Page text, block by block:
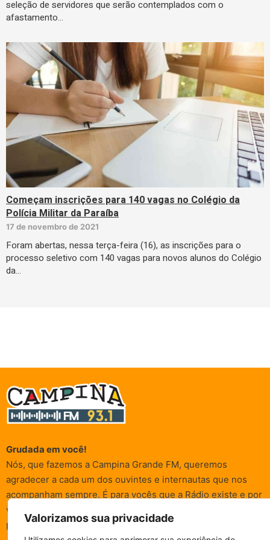
Valorizamos sua privacidade
seleção de servidores que serão contemplados com o
afastamento…
Começam inscrições para 140 vagas no Colégio da
Polícia Militar da Paraíba
17 de novembro de 2021
Foram abertas, nessa terça-feira (16), as inscrições para o
processo seletivo com 140 vagas para novos alunos do Colégio
da…
Grudada em você!
Nós, que fazemos a Campina Grande FM, queremos
agradecer a cada um dos ouvintes e internautas que nos
acompanham sempre. É para vocês que a Rádio existe e por
vocês que as informações (informativas, de entretenimento,
promocionais e de conscientização) são realizadas.